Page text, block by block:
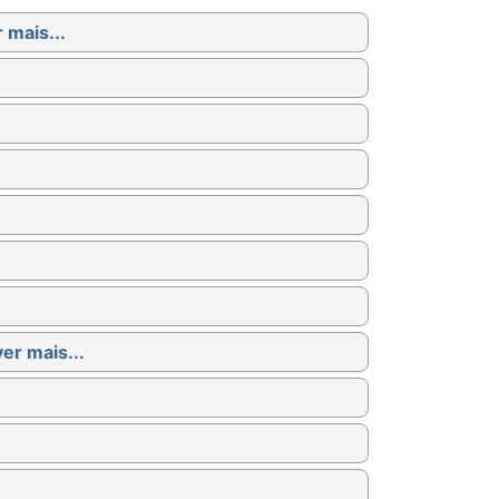
mais...
mais...